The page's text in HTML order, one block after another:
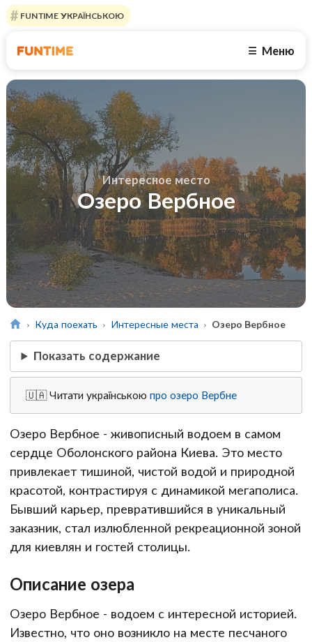
FUNTIME УКРАЇНСЬКОЮ
☰ Меню
Интересное место
Озеро Вербное
Куда поехать Интересные места Озеро Вербное
Показать содержание
🇺🇦 Читати українськоюпро озеро Вербне
Озеро Вербное - живописный водоем в самом
сердце Оболонского района Киева. Это место
привлекает тишиной, чистой водой и природной
красотой, контрастируя с динамикой мегаполиса.
Бывший карьер, превратившийся в уникальный
заказник, стал излюбленной рекреационной зоной
для киевлян и гостей столицы.
Описание озера
Озеро Вербное - водоем с интересной историей.
Известно, что оно возникло на месте песчаного